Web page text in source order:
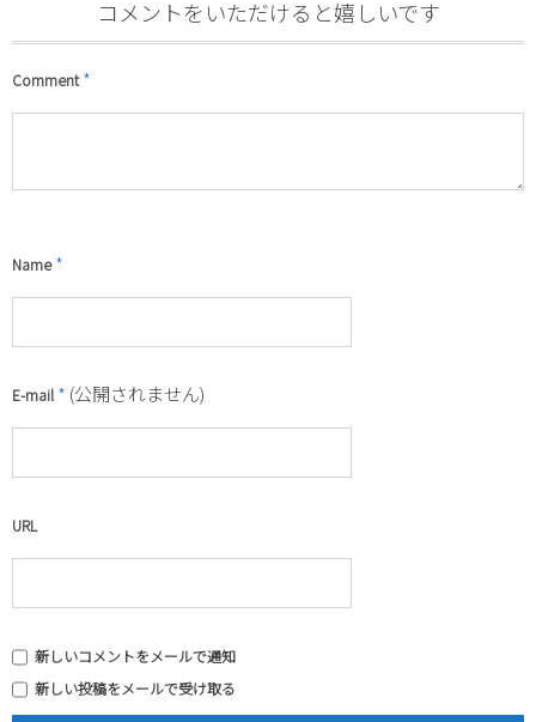
コメントをいただけると嬉しいです
Comment *
Name *
E-mail * (公開されません)
URL
新しいコメントをメールで通知
新しい投稿をメールで受け取る